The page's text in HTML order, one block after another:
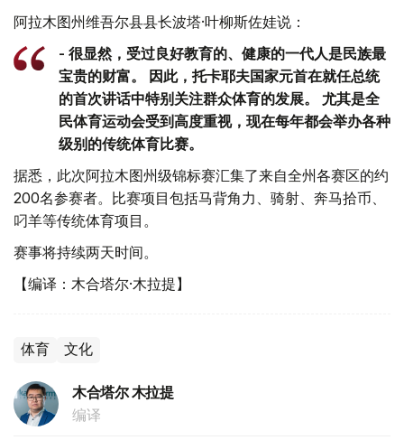
阿拉木图州维吾尔县县长波塔·叶柳斯佐娃说：
- 很显然，受过良好教育的、健康的一代人是民族最
宝贵的财富。 因此，托卡耶夫国家元首在就任总统
的首次讲话中特别关注群众体育的发展。 尤其是全
民体育运动会受到高度重视，现在每年都会举办各种
级别的传统体育比赛。
据悉，此次阿拉木图州级锦标赛汇集了来自全州各赛区的约
200名参赛者。比赛项目包括马背角力、骑射、奔马拾币、
叼羊等传统体育项目。
赛事将持续两天时间。
【编译：木合塔尔·木拉提】
体育 文化
木合塔尔 木拉提
编译